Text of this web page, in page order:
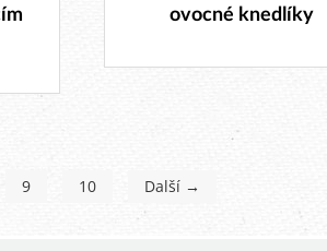
ovocné knedlíky
9 10 Další →